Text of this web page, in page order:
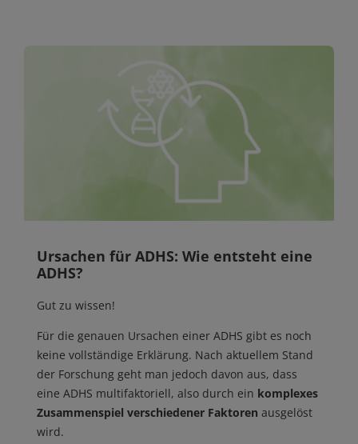
Ursachen für ADHS: Wie entsteht eine
ADHS?
Gut zu wissen!
Für die genauen Ursachen einer ADHS gibt es noch
keine vollständige Erklärung. Nach aktuellem Stand
der Forschung geht man jedoch davon aus, dass
eine ADHS multifaktoriell, also durch ein komplexes
Zusammenspiel verschiedener Faktoren ausgelöst
wird.